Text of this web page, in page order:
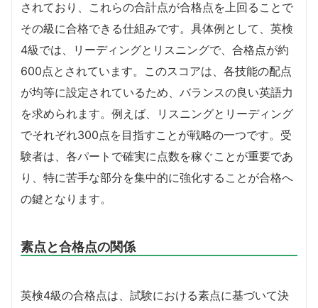
されており、これらの合計点が合格点を上回ることで
その級に合格できる仕組みです。具体例として、英検
4級では、リーディングとリスニングで、合格点が約
600点とされています。このスコアは、各技能の配点
が均等に設定されているため、バランスの良い英語力
を求められます。例えば、リスニングとリーディング
でそれぞれ300点を目指すことが戦略の一つです。受
験者は、各パートで確実に点数を稼ぐことが重要であ
り、特に苦手な部分を集中的に強化することが合格へ
の鍵となります。
素点と合格点の関係
英検4級の合格点は、試験における素点に基づいて決